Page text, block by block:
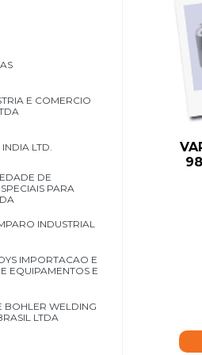
E COMERCIO
LTD.
DE
PARA
INDUSTRIAL
IMPORTACAO E
EQUIPAMENTOS E
BOHLER WELDING
LTDA